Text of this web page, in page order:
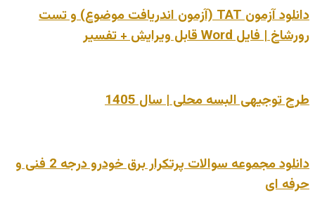
دانلود آزمون TAT (آزمون اندریافت موضوع) و تست
رورشاخ | فایل Word قابل ویرایش + تفسیر
طرح توجیهی البسه محلی | سال 1405
دانلود مجموعه سوالات پرتکرار برق خودرو درجه 2 فنی و
حرفه ای